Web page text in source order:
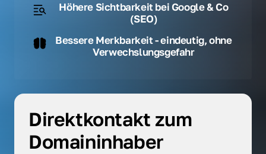
Höhere Sichtbarkeit bei Google & Co
(SEO)
Bessere Merkbarkeit - eindeutig, ohne
Verwechslungsgefahr
Direktkontakt zum
Domaininhaber